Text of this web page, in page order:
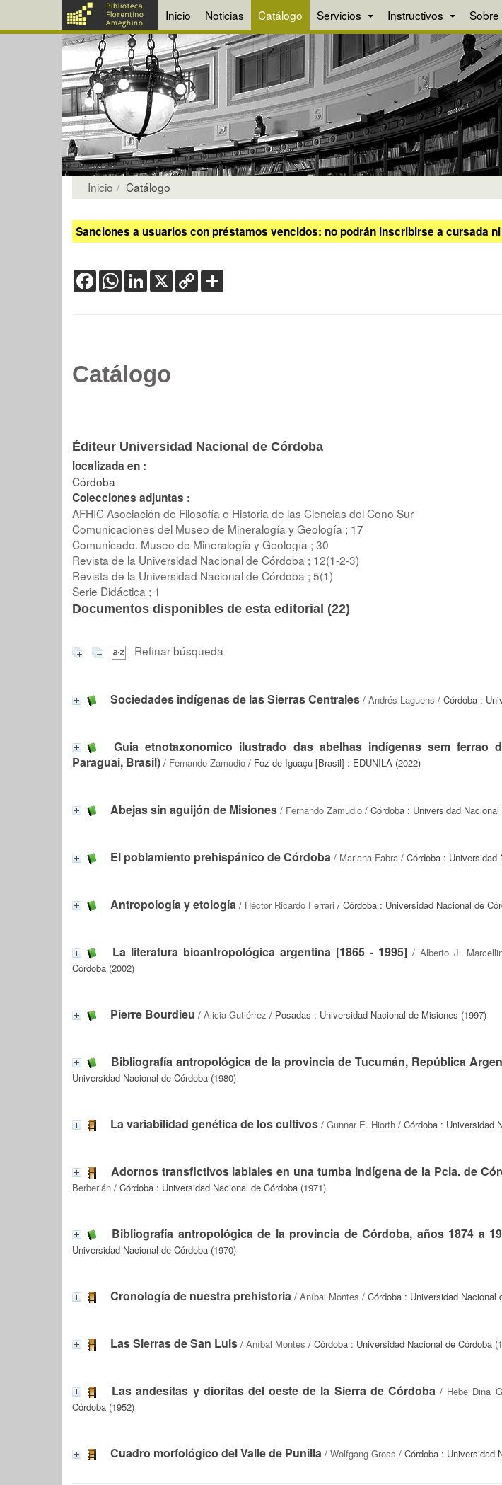
Inicio Noticias Catálogo Servicios Instructivos Sobre
Inicio Catálogo
Sanciones a usuarios con préstamos vencidos: no podrán inscribirse a cursada
FacebookWhatsApp
LinkedIn
X Copy
Link
Catálogo
Éditeur Universidad Nacional de Córdoba
localizada en :
Córdoba
Colecciones adjuntas :
AFHIC Asociación de Filosofía e Historia de las Ciencias del Cono Sur
Comunicaciones del Museo de Mineralogía y Geología ; 17
Comunicado. Museo de Mineralogía y Geología ; 30
Revista de la Universidad Nacional de Córdoba ; 12(1-2-3)
Revista de la Universidad Nacional de Córdoba ; 5(1)
Serie Didáctica ; 1
Documentos disponibles de esta editorial (22)
Refinar búsqueda
Sociedades indígenas de las Sierras Centrales / Andrés Laguens / Córdoba :
Guia etnotaxonomico ilustrado das abelhas indígenas sem ferrao
Paraguai, Brasil) / Fernando Zamudio / Foz de Iguaçu [Brasil] : EDUNILA (2022)
Abejas sin aguijón de Misiones / Fernando Zamudio / Córdoba : Universidad
El poblamiento prehispánico de Córdoba / Mariana Fabra / Córdoba : Universidad
Antropología y etología / Héctor Ricardo Ferrari / Córdoba : Universidad Nacional de
La literatura bioantropológica argentina [1865 - 1995] /Alberto J.
Córdoba (2002)
Pierre Bourdieu / Alicia Gutiérrez / Posadas : Universidad Nacional de Misiones (1997)
Bibliografía antropológica de la provincia de Tucumán, República
Universidad Nacional de Córdoba (1980)
La variabilidad genética de los cultivos / Gunnar E. Hiorth / Córdoba : Universidad
Adornos transfictivos labiales en una tumba indígena de la Pcia. de
Berberián / Córdoba : Universidad Nacional de Córdoba (1971)
Bibliografía antropológica de la provincia de Córdoba, años 1874 a
Universidad Nacional de Córdoba (1970)
Cronología de nuestra prehistoria / Aníbal Montes / Córdoba : Universidad Nacional
Las Sierras de San Luis / Aníbal Montes / Córdoba : Universidad Nacional de Córdoba
Las andesitas y dioritas del oeste de la Sierra de Córdoba/ Hebe Dina
Córdoba (1952)
Cuadro morfológico del Valle de Punilla / Wolfgang Gross / Córdoba : Universidad